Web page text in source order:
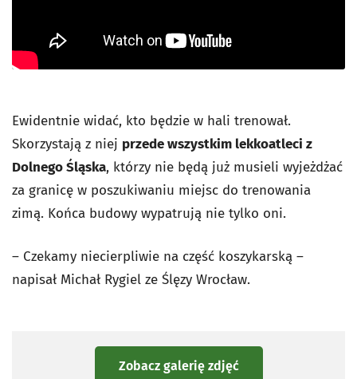
Ewidentnie widać, kto będzie w hali trenował.
Skorzystają z niej przede wszystkim lekkoatleci z
Dolnego Śląska, którzy nie będą już musieli wyjeżdżać
za granicę w poszukiwaniu miejsc do trenowania
zimą. Końca budowy wypatrują nie tylko oni.
– Czekamy niecierpliwie na część koszykarską –
napisał Michał Rygiel ze Ślęzy Wrocław.
Zobacz galerię zdjęć